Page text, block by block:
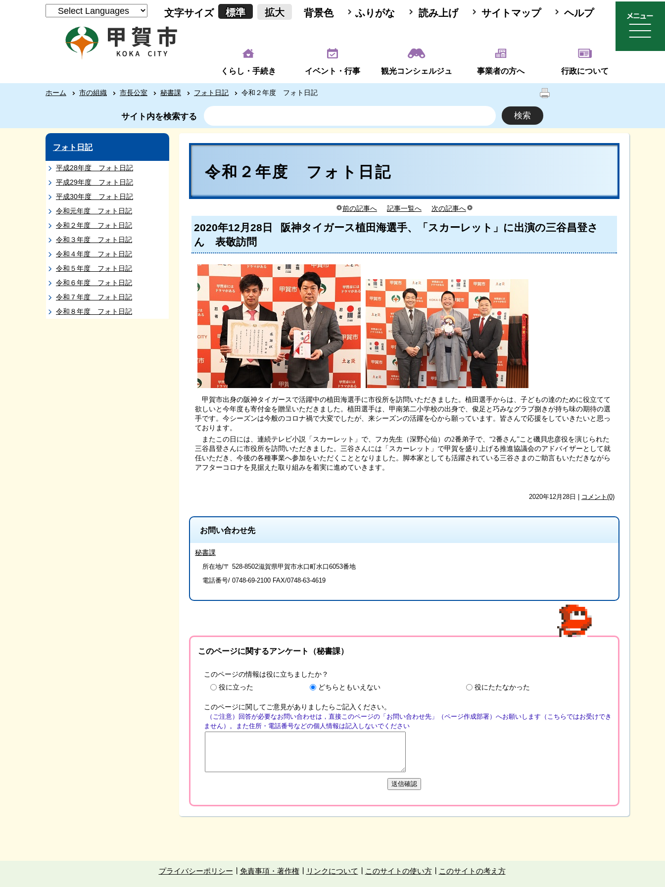
文字サイズ 標準 拡大 背景色 ふりがな 読み上げ サイトマップ ヘルプ
くらし・手続き イベント・行事 観光コンシェルジュ 事業者の方へ 行政について
ホーム 市の組織 市長公室 秘書課 フォト日記 令和２年度 フォト日記
サイト内を検索する
フォト日記
平成28年度 フォト日記
平成29年度 フォト日記
平成30年度 フォト日記
令和元年度 フォト日記
令和２年度 フォト日記
令和３年度 フォト日記
令和４年度 フォト日記
令和５年度 フォト日記
令和６年度 フォト日記
令和７年度 フォト日記
令和８年度 フォト日記
令和２年度 フォト日記
前の記事へ 記事一覧へ 次の記事へ
2020年12月28日
阪神タイガース植田海選手、「スカーレット」に出演の三谷昌登さ
ん 表敬訪問
甲賀市出身の阪神タイガースで活躍中の植田海選手に市役所を訪問いただきました。植田選手からは、子どもの達のために役立てて
欲しいと今年度も寄付金を贈呈いただきました。植田選手は、甲南第二小学校の出身で、俊足と巧みなグラブ捌きが持ち味の期待の選
手です。今シーズンは今般のコロナ禍で大変でしたが、来シーズンの活躍を心から願っています。皆さんで応援をしていきたいと思っ
ております。
またこの日には、連続テレビ小説「スカーレット」で、フカ先生（深野心仙）の2番弟子で、“2番さん”こと磯貝忠彦役を演じられた
三谷昌登さんに市役所を訪問いただきました。三谷さんには「スカーレット」で甲賀を盛り上げる推進協議会のアドバイザーとして就
任いただき、今後の各種事業へ参加をいただくこととなりました。脚本家としても活躍されている三谷さまのご助言もいただきながら
アフターコロナを見据えた取り組みを着実に進めていきます。
2020年12月28日 | コメント(0)
お問い合わせ先
秘書課
所在地/〒 528-8502滋賀県甲賀市水口町水口6053番地
電話番号/ 0748-69-2100 FAX/0748-63-4619
このページに関するアンケート（秘書課）
このページの情報は役に立ちましたか？
役に立った
どちらともいえない 役にたたなかった
このページに関してご意見がありましたらご記入ください。
（ご注意）回答が必要なお問い合わせは，直接このページの「お問い合わせ先」（ページ作成部署）へお願いします（こちらではお受けでき
ません）。また住所・電話番号などの個人情報は記入しないでください
プライバシーポリシー 免責事項・著作権 リンクについて このサイトの使い方 このサイトの考え方